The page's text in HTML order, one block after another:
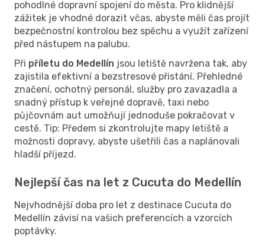
pohodlné dopravní spojení do města. Pro klidnější
zážitek je vhodné dorazit včas, abyste měli čas projít
bezpečnostní kontrolou bez spěchu a využít zařízení
před nástupem na palubu.
Při příletu do Medellín jsou letiště navržena tak, aby
zajistila efektivní a bezstresové přistání. Přehledné
značení, ochotný personál, služby pro zavazadla a
snadný přístup k veřejné dopravě, taxi nebo
půjčovnám aut umožňují jednoduše pokračovat v
cestě. Tip: Předem si zkontrolujte mapy letiště a
možnosti dopravy, abyste ušetřili čas a naplánovali
hladší příjezd.
Nejlepší čas na let z Cucuta do Medellín
Nejvhodnější doba pro let z destinace Cucuta do
Medellín závisí na vašich preferencích a vzorcích
poptávky.